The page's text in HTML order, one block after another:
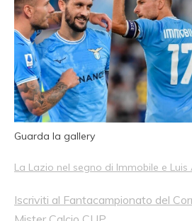
Guarda la gallery
La Lazio nel segno di Immobile e
Iscriviti al Fantacampionato del